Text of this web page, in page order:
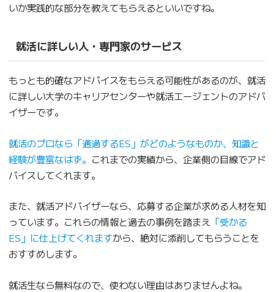
いか実践的な部分を教えてもらえるといいですね。
就活に詳しい人・専門家のサービス
もっとも的確なアドバイスをもらえる可能性があるのが、就活
に詳しい大学のキャリアセンターや就活エージェントのアドバ
イザーです。
就活のプロなら「通過するES」がどのようなものか、知識と
経験が豊富なはず。 これまでの実績から、企業側の目線でアド
バイスしてくれます。
また、就活アドバイザーなら、応募する企業が求める人材を知
っています。これらの情報と過去の事例を踏まえ 「受かる
ES」に仕上げてくれますから、絶対に添削してもらうことを
おすすめします。
就活生なら無料なので、使わない理由はありませんよね。